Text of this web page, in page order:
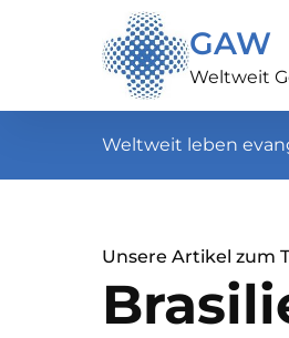
GAW
Weltweit
Weltweit leben
Unsere Artikel zum